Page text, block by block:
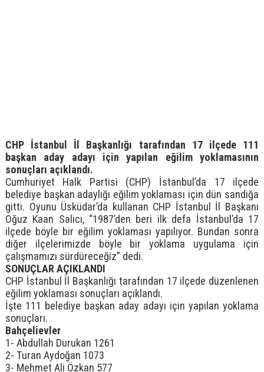
CHP İstanbul İl Başkanlığı tarafından 17 ilçede 111
başkan aday adayı için yapılan eğilim yoklamasının
sonuçları açıklandı.
Cumhuriyet Halk Partisi (CHP) İstanbul’da 17 ilçede
belediye başkan adaylığı eğilim yoklaması için dün sandığa
gitti. Oyunu Üsküdar’da kullanan CHP İstanbul İl Başkanı
Oğuz Kaan Salıcı, “1987’den beri ilk defa İstanbul’da 17
ilçede böyle bir eğilim yoklaması yapılıyor. Bundan sonra
diğer ilçelerimizde böyle bir yoklama uygulama için
çalışmamızı sürdüreceğiz” dedi.
SONUÇLAR AÇIKLANDI
CHP İstanbul İl Başkanlığı tarafından 17 ilçede düzenlenen
eğilim yoklaması sonuçları açıklandı.
İşte 111 belediye başkan aday adayı için yapılan yoklama
sonuçları.
Bahçelievler
1- Abdullah Durukan 1261
2- Turan Aydoğan 1073
3- Mehmet Ali Özkan 577